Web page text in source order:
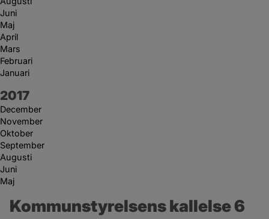
Juni
Maj
April
Mars
Februari
Januari
År:
2017
December
November
Oktober
September
Augusti
Juni
Maj
Kommunstyrelsens kallelse 6